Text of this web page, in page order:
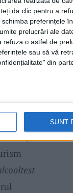
da clic pentru a
preferințele
prelucrări ale
o astfel de
sau să vă
din
SUNT
și
la